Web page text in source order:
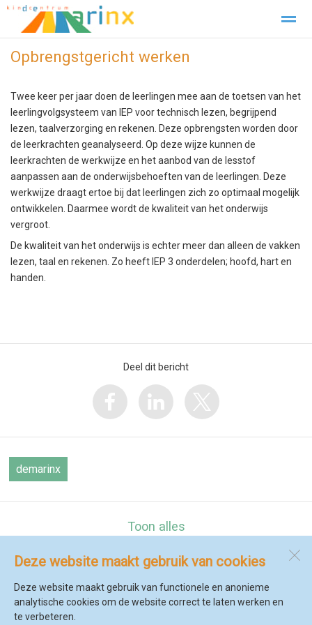
Verlof Aanvragen Contact
Home Zoeken Foto's Facebook
Deze website maakt gebruik van cookies
Deze website maakt gebruik van functionele en anonieme
analytische cookies om de website correct te laten werken en
te verbeteren.
Opbrengstgericht werken
Twee keer per jaar doen de leerlingen mee aan de toetsen van het
leerlingvolgsysteem van IEP voor technisch lezen, begrijpend
lezen, taalverzorging en rekenen. Deze opbrengsten worden door
de leerkrachten geanalyseerd. Op deze wijze kunnen de
leerkrachten de werkwijze en het aanbod van de lesstof
aanpassen aan de onderwijsbehoeften van de leerlingen. Deze
werkwijze draagt ertoe bij dat leerlingen zich zo optimaal mogelijk
ontwikkelen. Daarmee wordt de kwaliteit van het onderwijs
vergroot.
De kwaliteit van het onderwijs is echter meer dan alleen de vakken
lezen, taal en rekenen. Zo heeft IEP 3 onderdelen; hoofd, hart en
handen.
Deel dit bericht
demarinx
Toon alles
Zwarteweg 13 b
1735 GK 't Veld